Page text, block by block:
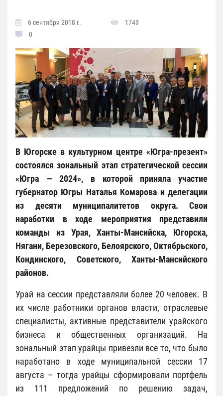
6 сентября 2018 г.
1749
0
В Югорске в культурном центре «Югра-презент»
состоялся зональный этап стратегической сессии
«Югра — 2024», в которой приняла участие
губернатор Югры Наталья Комарова и делегации
из десяти муниципалитетов округа. Свои
наработки в ходе мероприятия представили
команды из Урая, Ханты-Мансийска, Югорска,
Нягани, Березовского, Белоярского, Октябрьского,
Кондинского, Советского, Ханты-Мансийского
районов.
Урай на сессии представляли более 20 человек. В
их числе работники органов власти, отраслевые
специалисты, активные представители урайского
бизнеса и общественных организаций. На
зональный этап урайцы привезли все то, что было
наработано в ходе муниципальной сессии 17
августа – тогда урайцы сформировали портфель
из 111 предложений по решению задач,